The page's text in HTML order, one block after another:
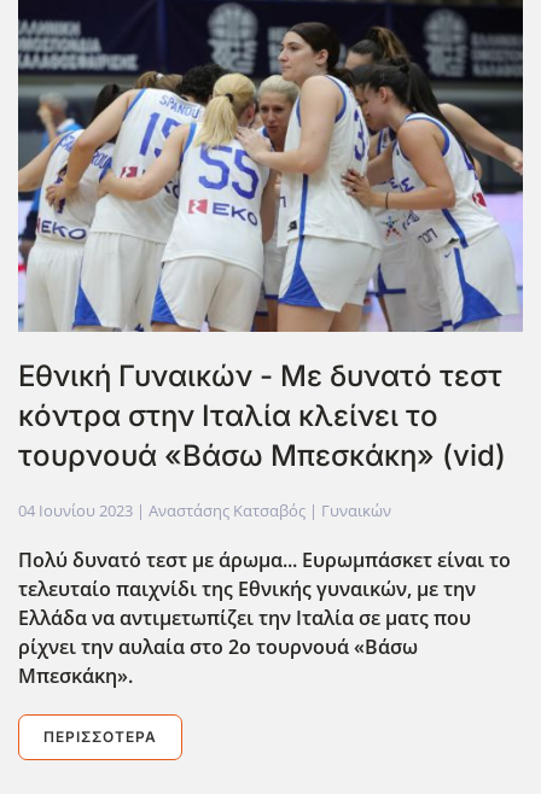
Εθνική Γυναικών - Με δυνατό τεστ
κόντρα στην Ιταλία κλείνει το
τουρνουά «Βάσω Μπεσκάκη» (vid)
04 Ιουνίου 2023 | Αναστάσης Κατσαβός | Γυναικών
Πολύ δυνατό τεστ με άρωμα... Ευρωμπάσκετ είναι το
τελευταίο παιχνίδι της Εθνικής γυναικών, με την
Ελλάδα να αντιμετωπίζει την Ιταλία σε ματς που
ρίχνει την αυλαία στο 2ο τουρνουά «Βάσω
Μπεσκάκη».
ΠΕΡΙΣΣΌΤΕΡΑ